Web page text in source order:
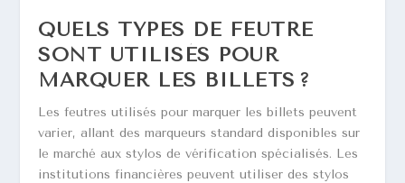
QUELS TYPES DE FEUTRE
SONT UTILISÉS POUR
MARQUER LES BILLETS ?
Les feutres utilisés pour marquer les billets peuvent
varier, allant des marqueurs standard disponibles sur
le marché aux stylos de vérification spécialisés. Les
institutions financières peuvent utiliser des stylos